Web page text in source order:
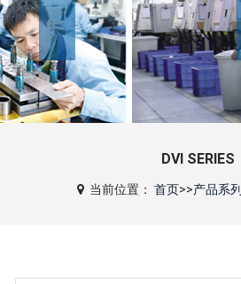
DVI SERIES
当前位置：首页>>产品系列